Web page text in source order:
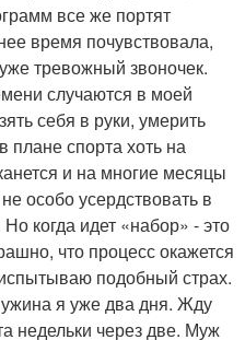
все же портят
время почувствовала,
тревожный звоночек.
случаются в моей
себя в руки, умерить
плане спорта хоть на
и на многие месяцы
особо усердствовать в
когда идет «набор» - это
что процесс окажется
подобный страх.
я уже два дня. Жду
недельки через две. Муж